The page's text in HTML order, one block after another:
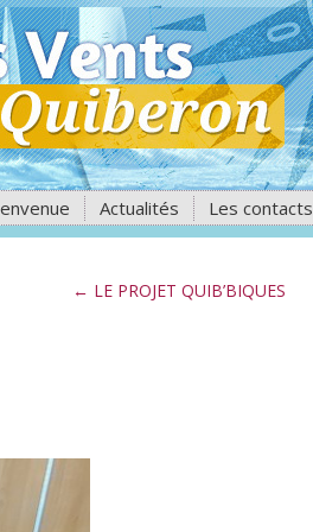
Actualités Les contacts
← LE PROJET QUIB’BIQUES